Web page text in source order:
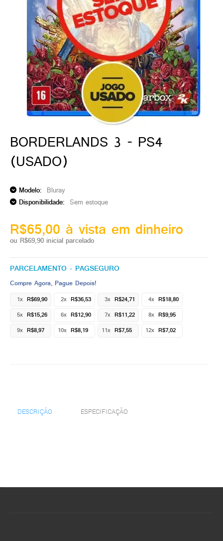
BORDERLANDS 3 - PS4
(USADO)
Modelo: Bluray
Disponibilidade: Sem estoque
R$65,00 à vista em dinheiro
ou R$69,90 inicial parcelado
PARCELAMENTO - PAGSEGURO
Compre Agora, Pague Depois!
1x R$69,90 2x R$36,53 3x R$24,71 4x R$18,80
5x R$15,26 6x R$12,90 7x R$11,22 8x R$9,95
9x R$8,97 10x R$8,19 11x R$7,55 12x R$7,02
DESCRIÇÃO ESPECIFICAÇÃO